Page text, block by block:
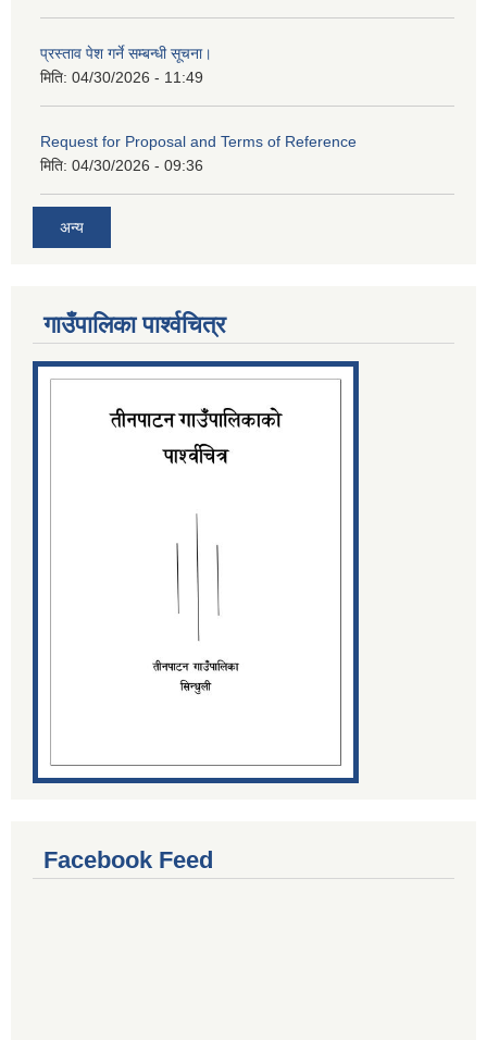
प्रस्ताव पेश गर्ने सम्बन्धी सूचना।
मिति: 04/30/2026 - 11:49
Request for Proposal and Terms of Reference
मिति: 04/30/2026 - 09:36
अन्य
गाउँपालिका पार्श्‍वचित्र
Facebook Feed